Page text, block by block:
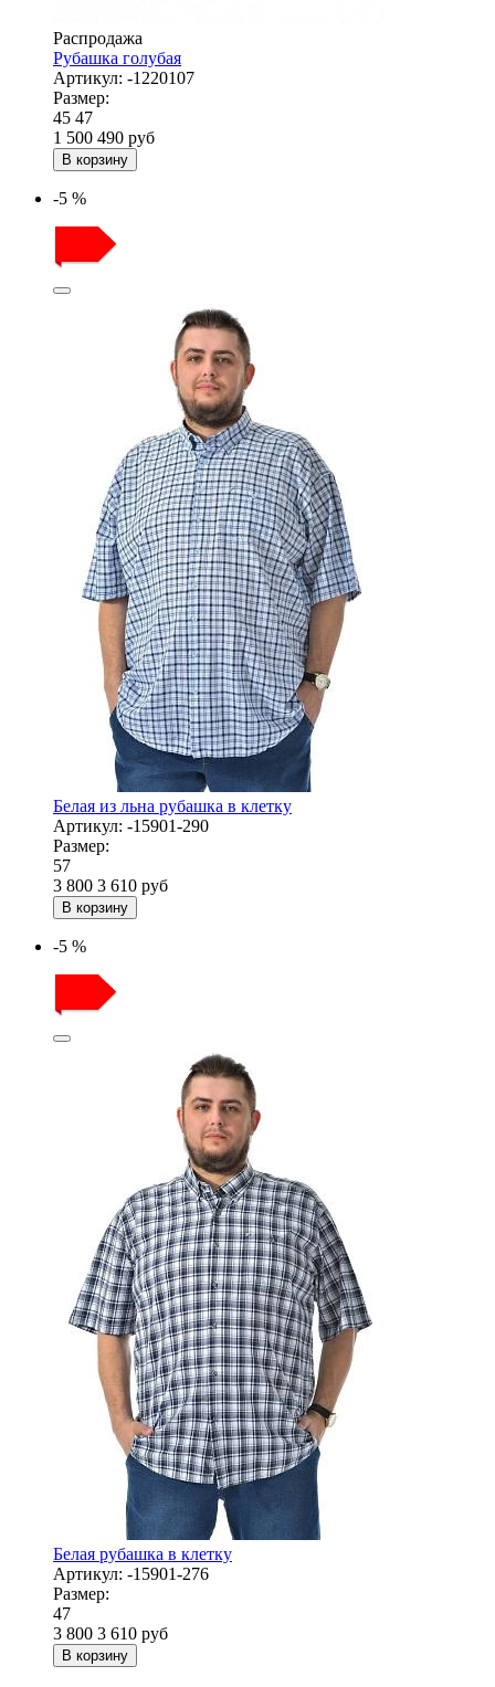
Распродажа
Рубашка голубая
Артикул: -1220107
Размер:
45 47
1 500 490 руб
В корзину
-5 %
Белая из льна рубашка в клетку
Артикул: -15901-290
Размер:
57
3 800 3 610 руб
В корзину
-5 %
Белая рубашка в клетку
Артикул: -15901-276
Размер:
47
3 800 3 610 руб
В корзину